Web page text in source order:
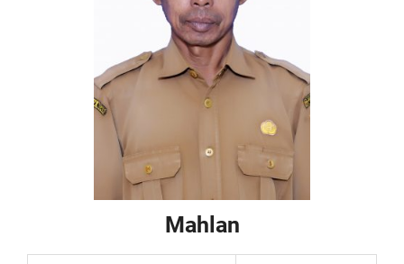
Mahlan